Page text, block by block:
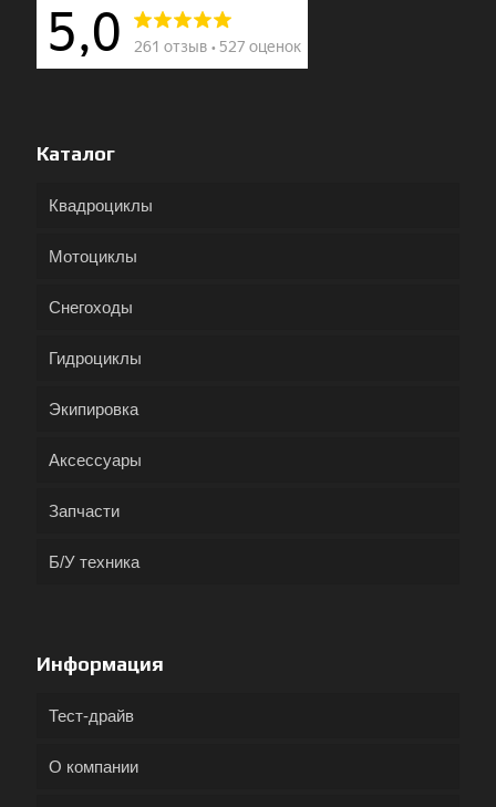
Каталог
Квадроциклы
Мотоциклы
Снегоходы
Гидроциклы
Экипировка
Аксессуары
Запчасти
Б/У техника
Информация
Тест-драйв
О компании